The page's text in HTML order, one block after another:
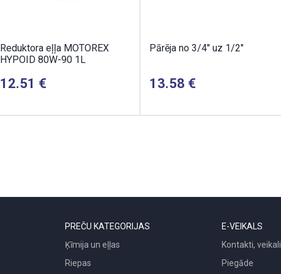
Reduktora eļļa MOTOREX
HYPOID 80W-90 1L
12.51
Pārēja no 3/4" uz 1/2"
13.58
PREČU KATEGORIJAS
Ķīmija un eļļas
Riepas
E-VEIKALS
Kontakti, veikali
Piegāde